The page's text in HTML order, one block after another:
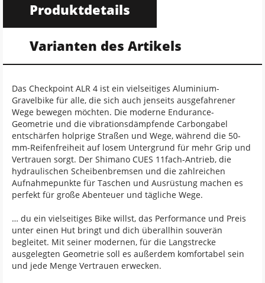
Produktdetails
Varianten des Artikels
Das Checkpoint ALR 4 ist ein vielseitiges Aluminium-
Gravelbike für alle, die sich auch jenseits ausgefahrener
Wege bewegen möchten. Die moderne Endurance-
Geometrie und die vibrationsdämpfende Carbongabel
entschärfen holprige Straßen und Wege, während die 50-
mm-Reifenfreiheit auf losem Untergrund für mehr Grip und
Vertrauen sorgt. Der Shimano CUES 11fach-Antrieb, die
hydraulischen Scheibenbremsen und die zahlreichen
Aufnahmepunkte für Taschen und Ausrüstung machen es
perfekt für große Abenteuer und tägliche Wege.
… du ein vielseitiges Bike willst, das Performance und Preis
unter einen Hut bringt und dich überallhin souverän
begleitet. Mit seiner modernen, für die Langstrecke
ausgelegten Geometrie soll es außerdem komfortabel sein
und jede Menge Vertrauen erwecken.